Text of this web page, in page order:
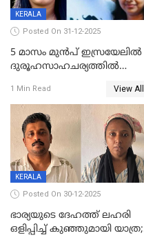
KERALA
Posted On 31-12-2025
5 മാസം മുൻപ് ഇസ്രയേലിൽ
ദുരൂഹസാഹചര്യത്തിൽ
മലയാളി യുവാവിന്റെ ഭാര്യയും
മരിച്ചു
1 Min Read View All
KERALA
Posted On 30-12-2025
ഭാര്യയുടെ ദേഹത്ത് ലഹരി
ഒളിപ്പിച്ച് കുഞ്ഞുമായി യാത്ര;